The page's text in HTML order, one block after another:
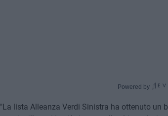
Powered by
"La lista Alleanza Verdi Sinistra ha ottenuto un